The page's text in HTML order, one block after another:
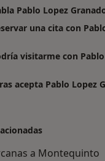
Pablo Lopez
una cita con
visitarme con
acepta Pablo Lopez
a Montequinto